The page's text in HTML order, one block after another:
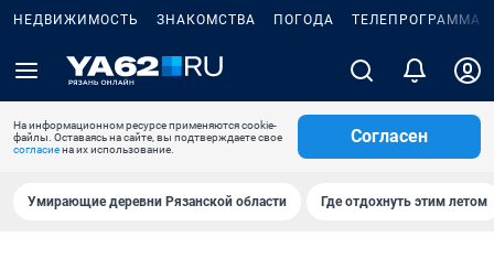
НЕДВИЖИМОСТЬ ЗНАКОМСТВА ПОГОДА ТЕЛЕПРОГРАММА
На информационном ресурсе применяются cookie-
файлы. Оставаясь на сайте, вы подтверждаете свое
согласиена их использование.
Согласен
Умирающие деревни Рязанской области Где отдохнуть этим летом